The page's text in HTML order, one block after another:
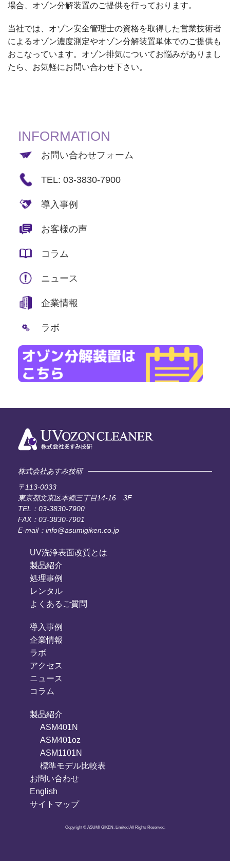
場合、オゾン分解装置のご提供を行っております。
当社では、オゾン安全管理士の資格を取得した営業技術者
によるオゾン濃度測定やオゾン分解装置単体でのご提供も
おこなっています。オゾン排気についてお悩みがありまし
たら、お気軽にお問い合わせ下さい。
INFORMATION
お問い合わせフォーム
TEL: 03-3830-7900
導入事例
お客様の声
コラム
ニュース
企業情報
ラボ
株式会社あすみ技研
〒113-0033
東京都文京区本郷三丁目14-16 3F
TEL：03-3830-7900
FAX：03-3830-7901
E-mail：info@asumigiken.co.jp
UV洗浄表面改質とは
製品紹介
処理事例
レンタル
よくあるご質問
導入事例
企業情報
ラボ
アクセス
ニュース
コラム
製品紹介
ASM401N
ASM401oz
ASM1101N
標準モデル比較表
お問い合わせ
English
サイトマップ
Copyright © ASUMI GIKEN, Limited All Rights Reserved.